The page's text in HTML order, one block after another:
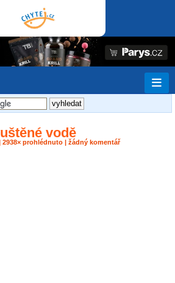
vodě
prohlédnuto | žádný komentář